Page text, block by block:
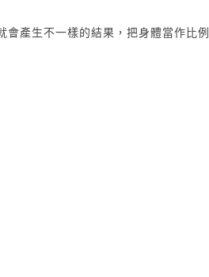
產生不一樣的結果，把身體當作比例